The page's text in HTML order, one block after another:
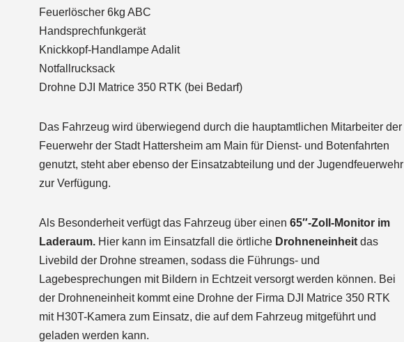
Feuerlöscher 6kg ABC
Handsprechfunkgerät
Knickkopf-Handlampe Adalit
Notfallrucksack
Drohne DJI Matrice 350 RTK (bei Bedarf)
Das Fahrzeug wird überwiegend durch die hauptamtlichen Mitarbeiter der
Feuerwehr der Stadt Hattersheim am Main für Dienst- und Botenfahrten
genutzt, steht aber ebenso der Einsatzabteilung und der Jugendfeuerwehr
zur Verfügung.
Als Besonderheit verfügt das Fahrzeug über einen 65″-Zoll-Monitor im
Laderaum. Hier kann im Einsatzfall die örtliche Drohneneinheit das
Livebild der Drohne streamen, sodass die Führungs- und
Lagebesprechungen mit Bildern in Echtzeit versorgt werden können. Bei
der Drohneneinheit kommt eine Drohne der Firma DJI Matrice 350 RTK
mit H30T-Kamera zum Einsatz, die auf dem Fahrzeug mitgeführt und
geladen werden kann.